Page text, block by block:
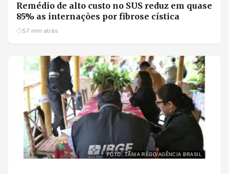
Remédio de alto custo no SUS reduz em quase
85% as internações por fibrose cística
57 min atrás
FOTO: TÂNIA RÊGO/AGÊNCIA BRASIL